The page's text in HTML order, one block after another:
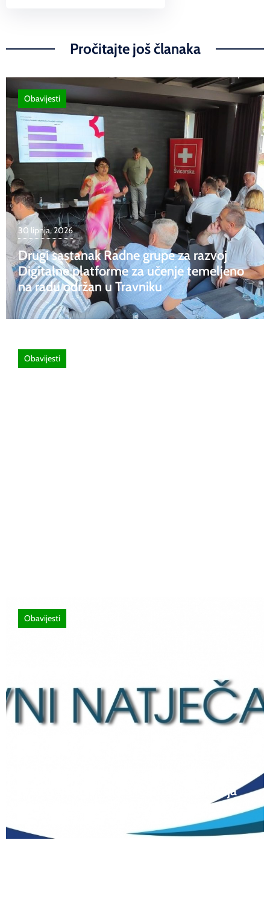
Pročitajte još članaka
30 lipnja, 2026
Drugi sastanak Radne grupe za razvoj
Digitalne platforme za učenje temeljeno
na radu održan u Travniku
Obavijesti
Obavijesti
razred srednjih škola Kantona Središnja
Bosna u školskoj 2026./2027. godini
Obavijesti